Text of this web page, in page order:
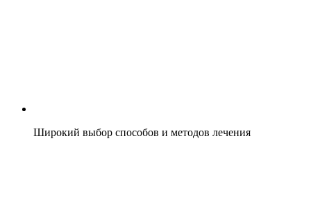
Широкий выбор способов и методов лечения